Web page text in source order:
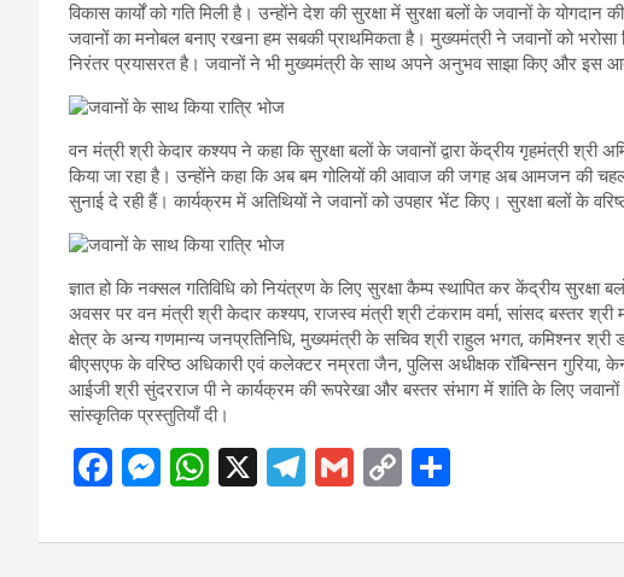
विकास कार्यों को गति मिली है। उन्होंने देश की सुरक्षा में सुरक्षा बलों के जवानों के
जवानों का मनोबल बनाए रखना हम सबकी प्राथमिकता है। मुख्यमंत्री ने जवानों को
निरंतर प्रयासरत है। जवानों ने भी मुख्यमंत्री के साथ अपने अनुभव साझा किए और इस
वन मंत्री श्री केदार कश्यप ने कहा कि सुरक्षा बलों के जवानों द्वारा केंद्रीय गृहमंत्री
किया जा रहा है। उन्होंने कहा कि अब बम गोलियों की आवाज की जगह अब आमजन की
सुनाई दे रही हैं। कार्यक्रम में अतिथियों ने जवानों को उपहार भेंट किए। सुरक्षा बलों के
ज्ञात हो कि नक्सल गतिविधि को नियंत्रण के लिए सुरक्षा कैम्प स्थापित कर केंद्रीय सुरक्षा
अवसर पर वन मंत्री श्री केदार कश्यप, राजस्व मंत्री श्री टंकराम वर्मा, सांसद बस्तर
क्षेत्र के अन्य गणमान्य जनप्रतिनिधि, मुख्यमंत्री के सचिव श्री राहुल भगत, कमिश्नर श्री
बीएसएफ के वरिष्ठ अधिकारी एवं कलेक्टर नम्रता जैन, पुलिस अधीक्षक रॉबिन्सन गुरिया,
आईजी श्री सुंदरराज पी ने कार्यक्रम की रूपरेखा और बस्तर संभाग में शांति के लिए
सांस्कृतिक प्रस्तुतियाँ दी।
F
ce
M
se
W
at
X
T
e
G
ail
C
py ar